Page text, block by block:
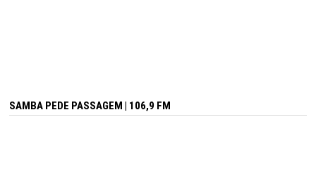
SAMBA PEDE PASSAGEM | 106,9 FM